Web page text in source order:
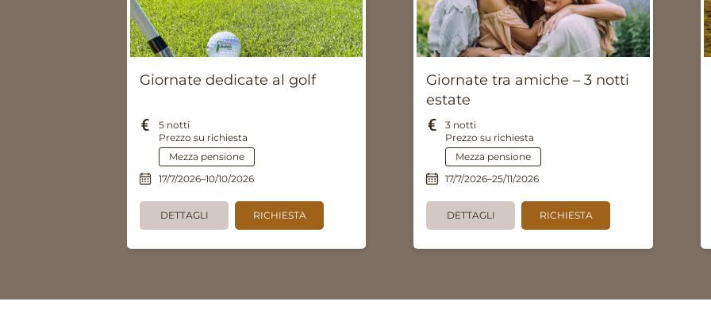
Giornate dedicate al golf
5 notti
Prezzo su richiesta
Mezza pensione
17/7/2026–10/10/2026
DETTAGLI RICHIESTA
Giornate tra amiche – 3 notti
estate
3 notti
Prezzo su richiesta
Mezza pensione
17/7/2026–25/11/2026
DETTAGLI RICHIESTA